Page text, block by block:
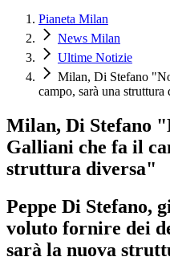
Pianeta Milan
News Milan
Ultime Notizie
Milan, Di Stefano
campo, sarà una struttura
Milan, Di Stefano
Galliani che fa il
struttura diversa"
Peppe Di Stefano,
voluto fornire dei
sarà la nuova